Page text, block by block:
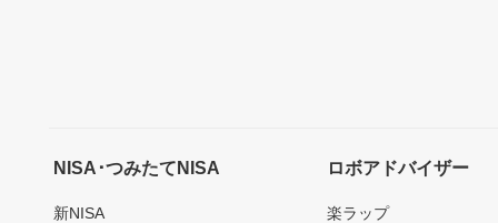
NISA･つみたてNISA
新NISA
ロボアドバイザー
楽ラップ